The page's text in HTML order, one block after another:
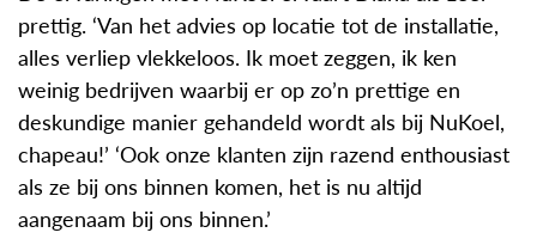
prettig. ‘Van het advies op locatie tot de installatie,
alles verliep vlekkeloos. Ik moet zeggen, ik ken
weinig bedrijven waarbij er op zo’n prettige en
deskundige manier gehandeld wordt als bij NuKoel,
chapeau!’ ‘Ook onze klanten zijn razend enthousiast
als ze bij ons binnen komen, het is nu altijd
aangenaam bij ons binnen.’